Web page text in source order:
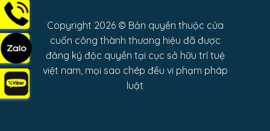
Copyright 2026 © Bản quyền thuộc cửa
cuốn công thành thương hiệu đã được
đăng ký độc quyền tại cục sở hữu trí tuệ
việt nam, mọi sao chép đều vi phạm pháp
luật